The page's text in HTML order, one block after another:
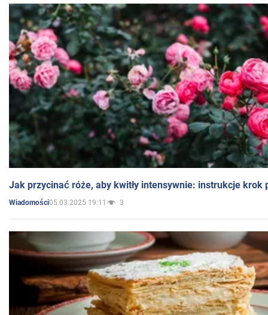
Jak przycinać róże, aby kwitły intensywnie: instrukcje krok
Wiadomości05.03.2025 19:11 3